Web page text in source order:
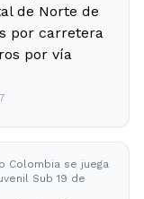
de Norte de
por carretera
por vía
Colombia se juega
Sub 19 de